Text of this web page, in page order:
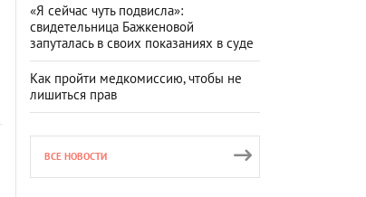
«Я сейчас чуть подвисла»:
свидетельница Бажкеновой
запуталась в своих показаниях в суде
Как пройти медкомиссию, чтобы не
лишиться прав
ВСЕ НОВОСТИ